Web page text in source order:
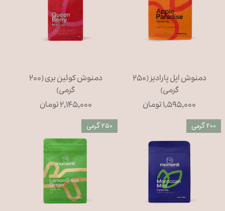
دمنوش اپل پارادیز (۲۵۰
گرمی)
۱,۵۹۵,۰۰۰ تومان
دمنوش کوئین بری (۲۰۰
گرمی)
۲,۱۴۵,۰۰۰ تومان
200 گرمی ۲۵۰ گرمی